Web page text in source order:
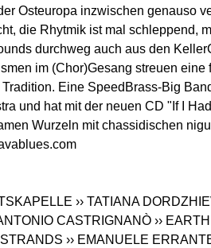
Osteuropa inzwischen genauso
die Rhytmik ist mal schleppend,
durchweg auch aus den
im (Chor)Gesang streuen
Eine SpeedBrass-Big
und hat mit der neuen CD "If I
Wurzeln mit chassidischen
›› TATIANA
CASTRIGNANÒ ›› EARTH
STRANDS ›› EMANUELE